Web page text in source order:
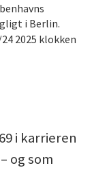
i Berlin.
24 2025 klokken
i karrieren
og som